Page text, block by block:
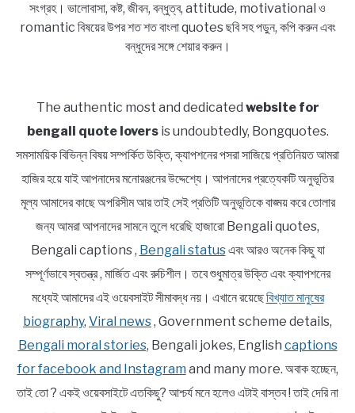
সংগ্রহ। ভালোবাসা, কষ্ট, জীবন, বন্ধুত্ব, attitude, motivational ও
romantic বিষয়ের উপর শত শত বাংলা quotes ছবি সহ পড়ুন, কপি করুন এবং
বন্ধুদের সঙ্গে শেয়ার করুন।
The authentic most and dedicated website for
bengali quote loversis undoubtedly, Bongquotes.
সমসাময়িক বিভিন্ন বিষয় সম্পর্কিত উক্তি, ক্যাপশনের পসরা সাজিয়ে প্রতিনিয়ত আমরা
হাজির হয়ে যাই আপনাদের মনোরঞ্জনের উদ্দেশ্যে। আপনাদের প্রত্যেকটি অনুভূতির
মূল্য আমাদের কাছে অপরিসীম আর তাই সেই প্রতিটি অনুভূতিকে বাঙ্ময় করে তোলার
জন্য আমরা আপনাদের সামনে তুলে ধরেছি হাজারো Bengali quotes,
Bengali captions , Bengali statusএবং আরও অনেক কিছু যা
সম্পূর্ণভাবে স্বতন্ত্র , মার্জিত এবং রুচিশীল। তবে শুধুমাত্র উক্তি এবং ক্যাপশনের
মধ্যেই আমাদের এই ওয়েবসাইট সীমাবদ্ধ নয়। এখানে রয়েছেবিখ্যাত মানুষের
biography, Viral news, Government scheme details,
Bengali moral stories, Bengali jokes, English captions
for facebook and Instagram and many more. অবাক হচ্ছেন,
তাই তো ? একই ওয়েবসাইটে এতকিছু? আশ্চর্য মনে হলেও এটাই বাস্তব ! তাই দেরি না